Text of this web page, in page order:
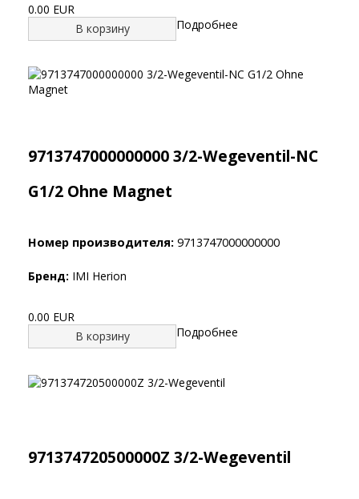
0.00 EUR
В корзину
Подробнее
9713747000000000 3/2-Wegeventil-NC
G1/2 Ohne Magnet
Номер производителя:9713747000000000
Бренд: IMI Herion
0.00 EUR
В корзину
Подробнее
971374720500000Z 3/2-Wegeventil